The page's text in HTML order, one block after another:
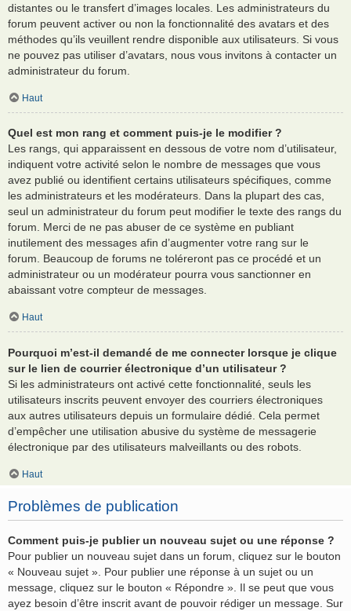
distantes ou le transfert d’images locales. Les administrateurs du
forum peuvent activer ou non la fonctionnalité des avatars et des
méthodes qu’ils veuillent rendre disponible aux utilisateurs. Si vous
ne pouvez pas utiliser d’avatars, nous vous invitons à contacter un
administrateur du forum.
Haut
Quel est mon rang et comment puis-je le modifier ?
Les rangs, qui apparaissent en dessous de votre nom d’utilisateur,
indiquent votre activité selon le nombre de messages que vous
avez publié ou identifient certains utilisateurs spécifiques, comme
les administrateurs et les modérateurs. Dans la plupart des cas,
seul un administrateur du forum peut modifier le texte des rangs du
forum. Merci de ne pas abuser de ce système en publiant
inutilement des messages afin d’augmenter votre rang sur le
forum. Beaucoup de forums ne toléreront pas ce procédé et un
administrateur ou un modérateur pourra vous sanctionner en
abaissant votre compteur de messages.
Haut
Pourquoi m’est-il demandé de me connecter lorsque je clique
sur le lien de courrier électronique d’un utilisateur ?
Si les administrateurs ont activé cette fonctionnalité, seuls les
utilisateurs inscrits peuvent envoyer des courriers électroniques
aux autres utilisateurs depuis un formulaire dédié. Cela permet
d’empêcher une utilisation abusive du système de messagerie
électronique par des utilisateurs malveillants ou des robots.
Haut
Problèmes de publication
Comment puis-je publier un nouveau sujet ou une réponse ?
Pour publier un nouveau sujet dans un forum, cliquez sur le bouton
« Nouveau sujet ». Pour publier une réponse à un sujet ou un
message, cliquez sur le bouton « Répondre ». Il se peut que vous
ayez besoin d’être inscrit avant de pouvoir rédiger un message. Sur